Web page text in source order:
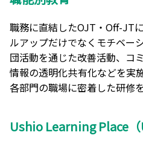
職務に直結したOJT・Off-JT
ルアップだけでなくモチベー
団活動を通じた改善活動、コ
情報の透明化共有化などを実
各部門の職場に密着した研修
Ushio Learning Place（